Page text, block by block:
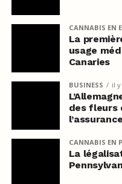
CANNABIS EN
La
usage
Canaries
BUSINESS il
des fleurs
CANNABIS EN
La